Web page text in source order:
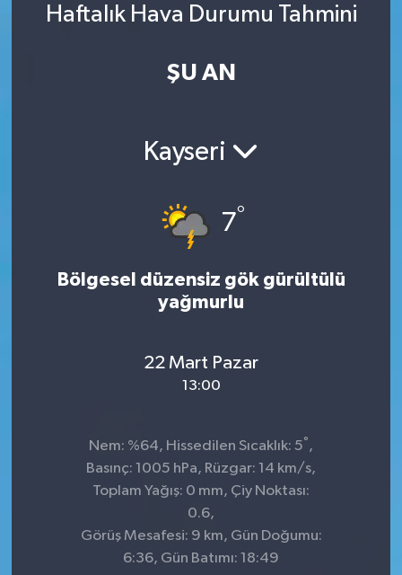
Haftalık Hava Durumu Tahmini
ŞU AN
Kayseri
7°
Bölgesel düzensiz gök gürültülü
yağmurlu
22 Mart Pazar
13:00
Nem: %64, Hissedilen Sıcaklık: 5° ,
Basınç: 1005 hPa, Rüzgar: 14 km/s,
Toplam Yağış: 0 mm, Çiy Noktası:
0.6,
Görüş Mesafesi: 9 km, Gün Doğumu:
6:36, Gün Batımı: 18:49
Son Dakika Haberleri